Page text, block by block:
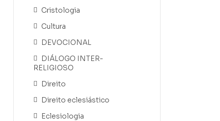
Cristologia
Cultura
DEVOCIONAL
DIÁLOGO INTER-
RELIGIOSO
Direito
Direito eclesiástico
Eclesiologia